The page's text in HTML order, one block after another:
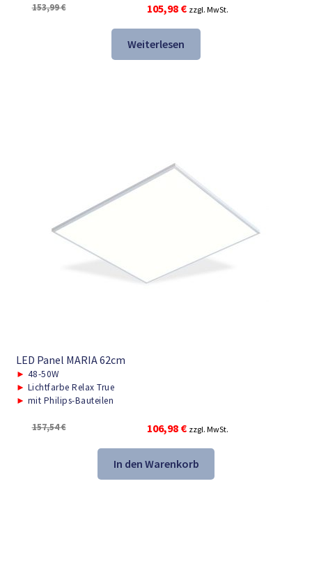
153,99€
Ursprünglicher
Preis
war:
153,99 €
105,98 €Aktueller
Preis
105,98 €.
zzgl. MwSt.
Weiterlesen
LED Panel MARIA 62cm
► 48-50W
► Lichtfarbe Relax True
► mit Philips-Bauteilen
157,54€
Ursprünglicher
Preis
war:
157,54 €
106,98 €Aktueller
Preis
ist:
106,98 €.
zzgl. MwSt.
In den Warenkorb